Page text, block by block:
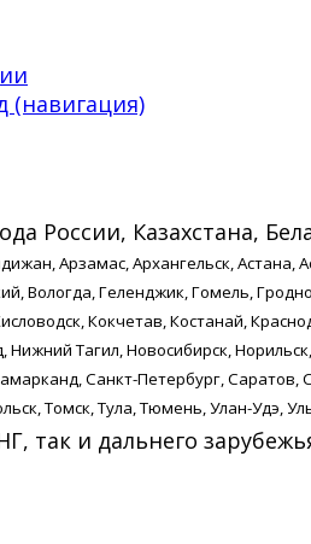
(навигация)
России, Казахстана,
Арзамас, Архангельск,
Вологда, Геленджик, Гомель,
Кокчетав, Костанай,
Тагил, Новосибирск,
Санкт-Петербург,
Томск, Тула, Тюмень, Улан-Удэ,
так и дальнего